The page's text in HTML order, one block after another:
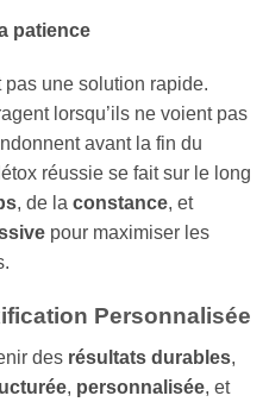
patience
pas une solution rapide.
lorsqu’ils ne voient pas
avant la fin du
réussie se fait sur le long
, de la constance, et
pour maximiser les
Personnalisée
des résultats durables,
, personnalisée, et